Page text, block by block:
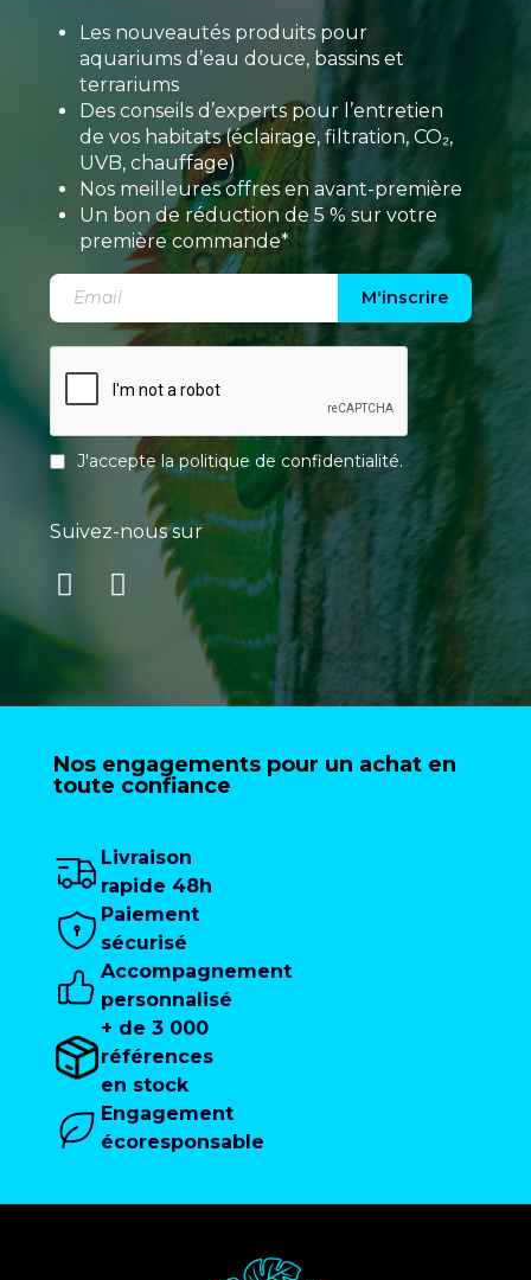
Les nouveautés produits pour
aquariums d’eau douce, bassins et
terrariums
Des conseils d’experts pour l’entretien
de vos habitats (éclairage, filtration, CO₂,
UVB, chauffage)
Nos meilleures offres en avant-première
Un bon de réduction de 5 % sur votre
première commande*
M'inscrire
J'accepte lapolitique de confidentialité.
Suivez-nous sur
Nos engagements pour un achat en
toute confiance
Livraison
rapide 48h
Paiement
sécurisé
Accompagnement
personnalisé
+ de 3 000
références
en stock
Engagement
écoresponsable